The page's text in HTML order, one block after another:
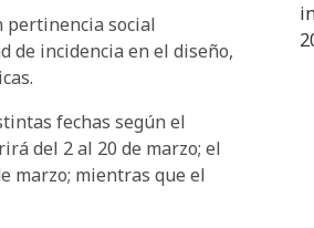
pertinencia social
de incidencia en el diseño,
fechas según el
del 2 al 20 de marzo; el
marzo; mientras que el